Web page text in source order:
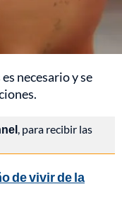
necesario y se
, para recibir las
de vivir de la